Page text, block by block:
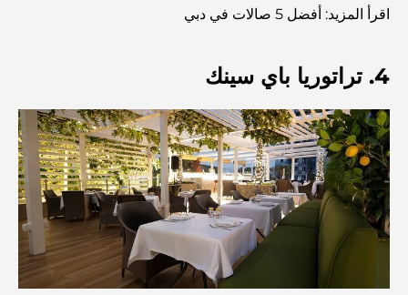
العقارات الأذكياء
اكتشف جزيرة القمر في دبي: دليلك الأمثل
استكشاف المواقع التاريخية في دبي: رحلة عبر الزمن
اقرأ المزيد: أفضل 5 صالات في دبي
4. تراتوريا باي سينك